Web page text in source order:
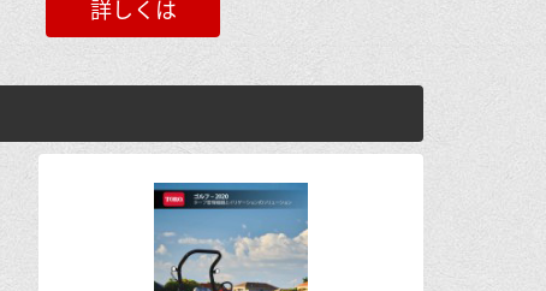
詳しくは